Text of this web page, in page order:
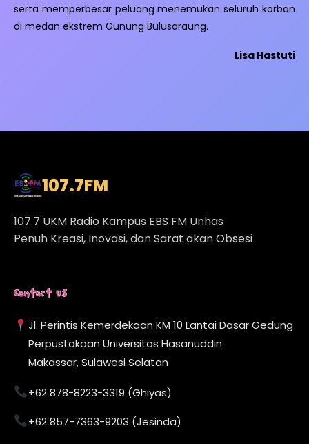
serta memperbesar peluang menemukan seluruh korban
di medan ekstrem Gunung Bulusaraung.
Lisa Hastuti
107.7FM
107.7 UKM Radio Kampus EBS FM Unhas
Penuh Kreasi, Inovasi, dan Sarat akan Obsesi
Contact Us
Jl. Perintis Kemerdekaan KM 10 Lantai Dasar Gedung
Perpustakaan Universitas Hasanuddin
Makassar, Sulawesi Selatan
+62 878-8223-3319 (Ghiyas)
+62 857-7363-9203 (Jesinda)